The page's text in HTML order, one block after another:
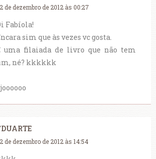
de dezembro de 2012 às 00:27
Fabíola!
sim que às vezes vc gosta.
uma filaiada de livro que não tem
né? kkkkkk
de dezembro de 2012 às 14:54